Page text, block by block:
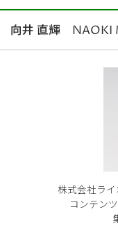
向井 直輝 NAOKI
株式会社ラ
コンテン